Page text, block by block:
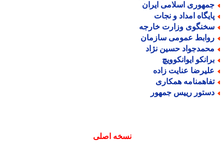
اسلامی ایران
امداد و نجات
وزارت خارجه
عمومی سازمان
حسین نژاد
ایوانکوویچ
عنایت زاده
همکاری
رییس جمهور
نسخه اصلی